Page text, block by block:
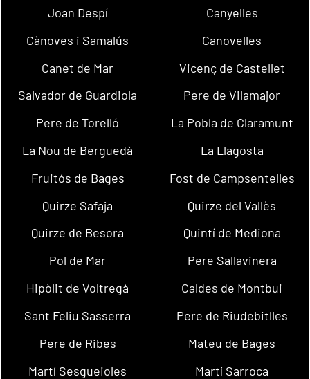
Joan Despí
Canyelles
Cànoves i Samalús
Canovelles
Canet de Mar
Vicenç de Castellet
Salvador de Guardiola
Pere de Vilamajor
Pere de Torelló
La Pobla de Claramunt
La Nou de Berguedà
La Llagosta
Fruitós de Bages
Fost de Campsentelles
Quirze Safaja
Quirze del Vallès
Quirze de Besora
Quintí de Mediona
Pol de Mar
Pere Sallavinera
Hipòlit de Voltregà
Caldes de Montbui
Sant Feliu Sasserra
Pere de Riudebitlles
Pere de Ribes
Mateu de Bages
Martí Sesgueioles
Martí Sarroca